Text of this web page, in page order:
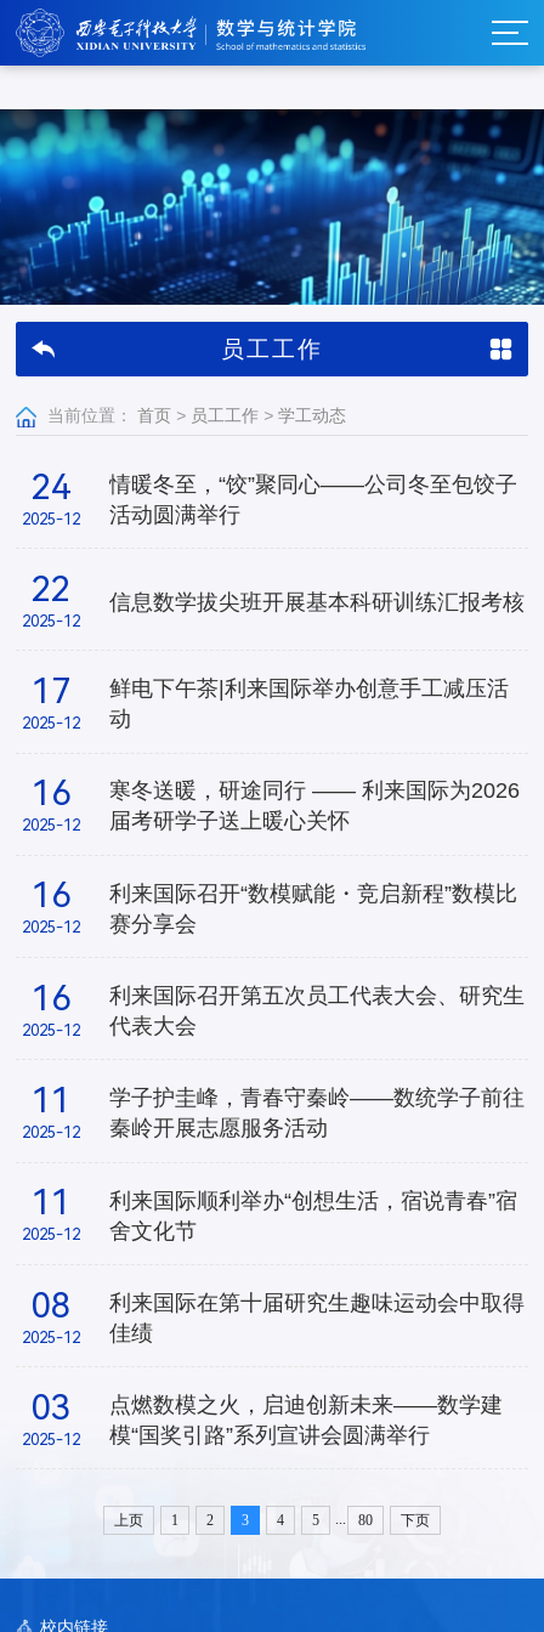
w66利来_w66利来·(集团)官方-首页
员工工作
当前位置： 首页 > 员工工作 > 学工动态
24
2025-12
情暖冬至，“饺”聚同心——公司冬至包饺子
活动圆满举行
22
2025-12
信息数学拔尖班开展基本科研训练汇报考核
17
2025-12
鲜电下午茶|​利来国际举办创意手工减压活
动
16
2025-12
寒冬送暖，研途同行 —— ​利来国际为2026
届考研学子送上暖心关怀
16
2025-12
​利来国际召开“数模赋能・竞启新程”数模比
赛分享会
16
2025-12
​利来国际召开第五次员工代表大会、研究生
代表大会
11
2025-12
学子护圭峰，青春守秦岭——数统学子前往
秦岭开展志愿服务活动
11
2025-12
利来国际顺利举办“创想生活，宿说青春”宿
舍文化节
08
2025-12
​利来国际在第十届研究生趣味运动会中取得
佳绩
03
2025-12
点燃数模之火，启迪创新未来——数学建
模“国奖引路”系列宣讲会圆满举行
上页 1 2 3 4 5 ... 80 下页
校内链接